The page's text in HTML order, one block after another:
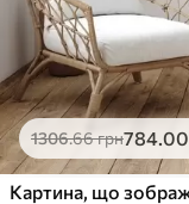
1306.66грн784.00